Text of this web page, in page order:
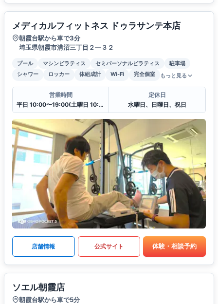
メディカルフィットネス ドゥラサンテ本店
朝霞台駅から車で3分
埼玉県朝霞市溝沼三丁目２―３２
プール マシンピラティス セミパーソナルピラティス
駐車場
シャワー
ロッカー 体組成計 Wi-Fi 完全個室 もっと見る
営業時間
平日 10:00〜19:00(土曜日 10:00〜17:00)
定休日
水曜日、日曜日、祝日
店舗情報 公式サイト 体験・相談予約
ソエル朝霞店
朝霞台駅から車で5分